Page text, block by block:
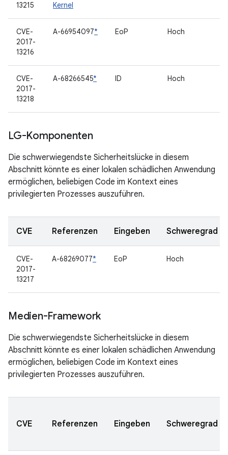
13215
Kernel
CVE-
2017-
13216
A-66954097* EoP Hoch
CVE-
2017-
13218
A-68266545* ID Hoch
LG-Komponenten
Die schwerwiegendste Sicherheitslücke in diesem
Abschnitt könnte es einer lokalen schädlichen Anwendung
ermöglichen, beliebigen Code im Kontext eines
privilegierten Prozesses auszuführen.
CVE Referenzen Eingeben Schweregrad
CVE-
2017-
13217
A-68269077* EoP Hoch
Medien-Framework
Die schwerwiegendste Sicherheitslücke in diesem
Abschnitt könnte es einer lokalen schädlichen Anwendung
ermöglichen, beliebigen Code im Kontext eines
privilegierten Prozesses auszuführen.
CVE Referenzen Eingeben Schweregrad